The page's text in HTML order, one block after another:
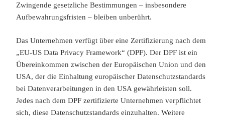
Zwingende gesetzliche Bestimmungen – insbesondere
Aufbewahrungsfristen – bleiben unberührt.
Das Unternehmen verfügt über eine Zertifizierung nach dem
„EU-US Data Privacy Framework“ (DPF). Der DPF ist ein
Übereinkommen zwischen der Europäischen Union und den
USA, der die Einhaltung europäischer Datenschutzstandards
bei Datenverarbeitungen in den USA gewährleisten soll.
Jedes nach dem DPF zertifizierte Unternehmen verpflichtet
sich, diese Datenschutzstandards einzuhalten. Weitere